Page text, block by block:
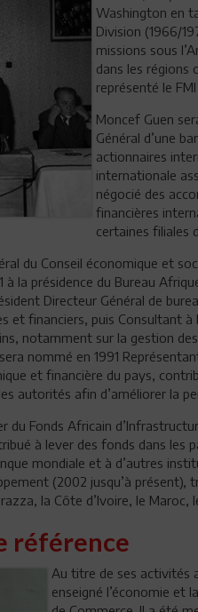
Washington en
Division (1966/
missions sous
dans les régions
représenté le
Moncef Guen
Général d’une
actionnaires
internationale
négocié des
financières
certaines filiales
du Conseil économique et
à la présidence du Bureau
Directeur Général de
et financiers, puis Consultant
notamment sur la gestion
nommé en 1991
et financière du pays,
autorités afin d’améliorer la
du Fonds Africain
à lever des fonds dans les
mondiale et à d’autres
(2002 jusqu’à présent),
la Côte d’Ivoire, le Maroc,
référence
Au titre de ses activités
enseigné l’économie et